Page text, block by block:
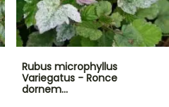
Rubus microphyllus
Variegatus - Ronce
dornem…